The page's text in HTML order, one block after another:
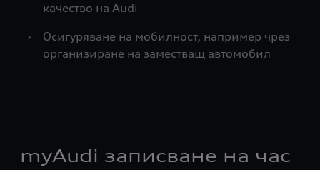
качество на Audi
›
Осигуряване на мобилност, например чрез
организиране на заместващ автомобил
myAudi записване на час